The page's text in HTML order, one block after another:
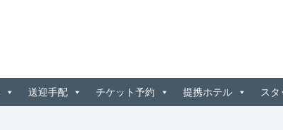
送迎手配 チケット予約 提携ホテル スタ